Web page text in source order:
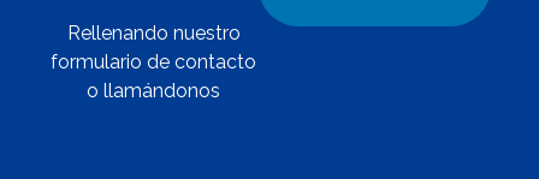
Rellenando nuestro
formulario de contacto
o llamándonos